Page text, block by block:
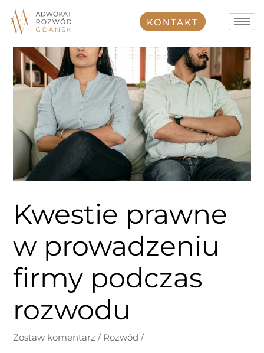
treści
KONTAKT
Kwestie prawne
w prowadzeniu
firmy podczas
rozwodu
Zostaw komentarz / Rozwód /